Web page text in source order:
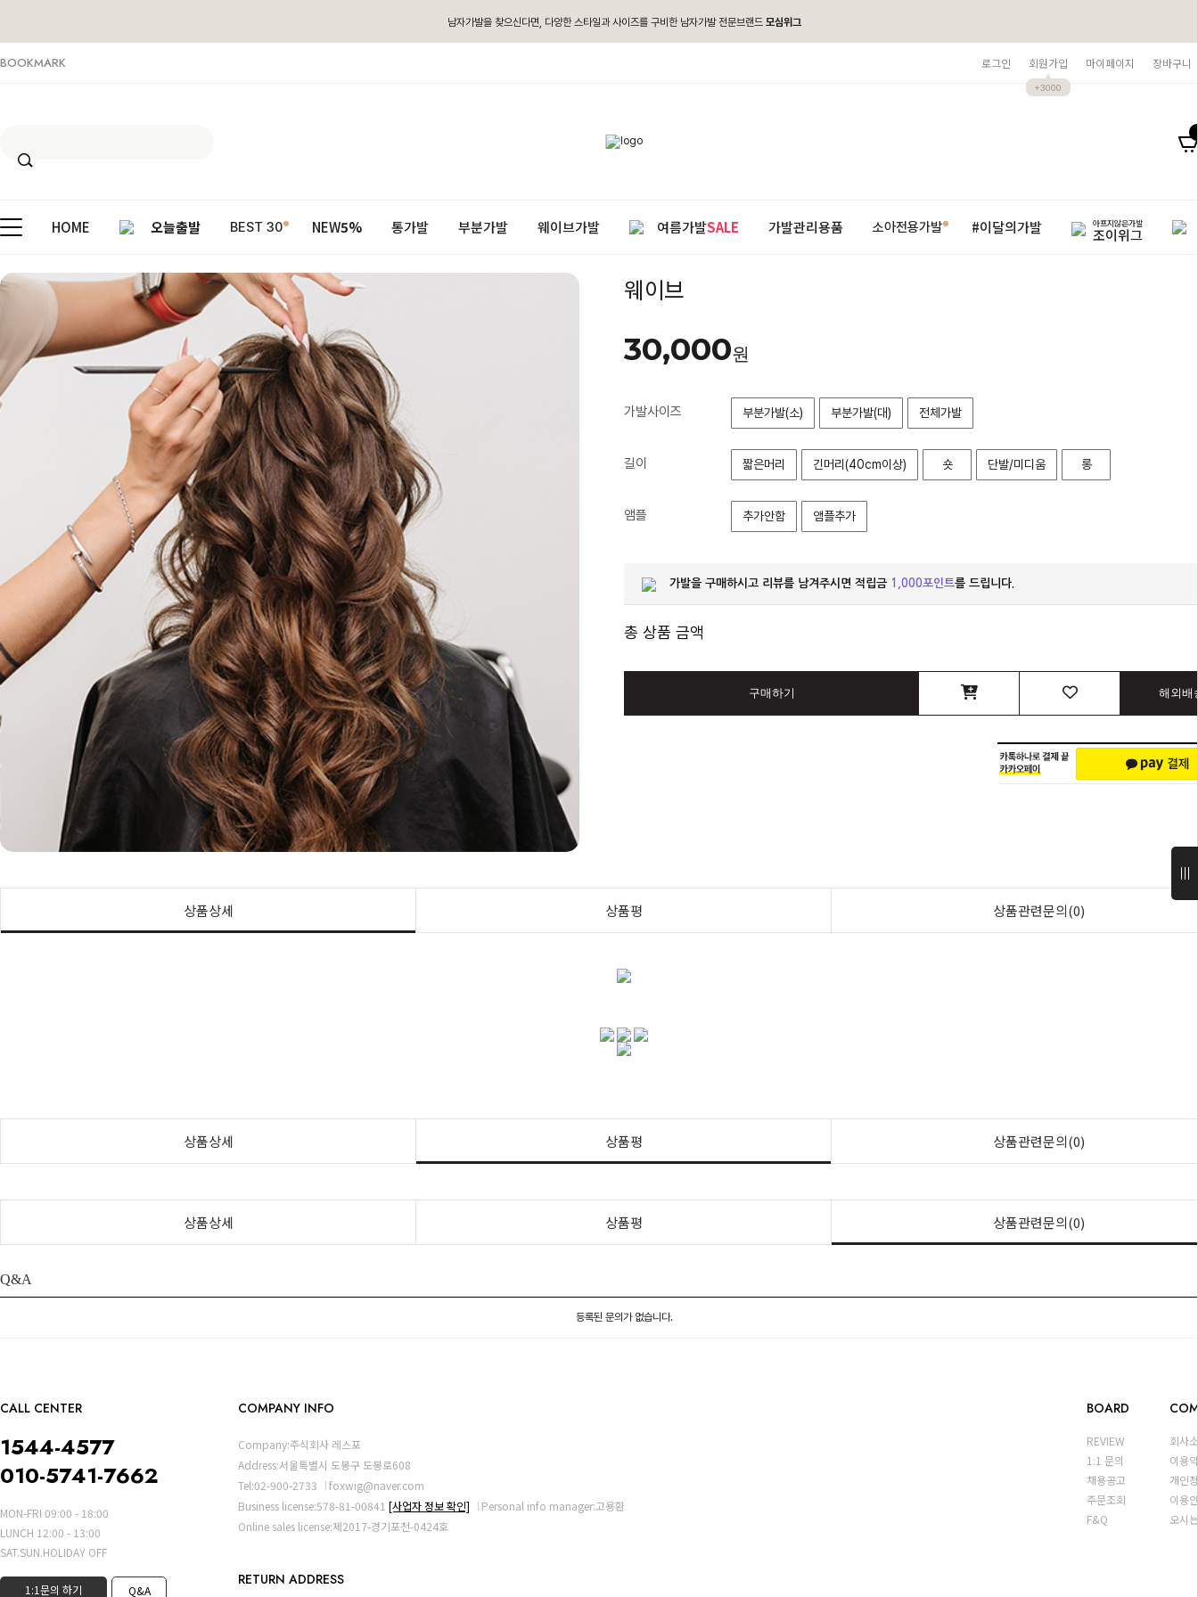
남자가발을 찾으신다면, 다양한 스타일과 사이즈를 구비한 남자가발 전문브랜드 모심위그
BOOKMARK 로그인 회원가입
+3000
마이페이지 장바구니
HOME 오늘출발 BEST 30 NEW5% 통가발 부분가발 웨이브가발 여름가발SALE 가발관리용품 소아전용가발 #이달의가발 아프지않은가발
조이위그
웨이브
30,000원
가발사이즈 부분가발(소) 부분가발(대) 전체가발
길이 짧은머리 긴머리(40cm이상) 숏 단발/미디움 롱
앰플 추가안함 앰플추가
가발을 구매하시고 리뷰를 남겨주시면 적립금 1,000포인트를 드립니다.
총 상품 금액
구매하기 해외배
상품상세 상품평 상품관련문의(0)
상품상세 상품평 상품관련문의(0)
상품상세 상품평 상품관련문의(0)
Q&A
등록된 문의가 없습니다.
CALL CENTER
1544-4577
010-5741-7662
MON-FRI 09:00 - 18:00
LUNCH 12:00 - 13:00
SAT.SUN.HOLIDAY OFF
1:1문의 하기 Q&A
COMPANY INFO
Company:주식회사 레스포
Address:서울특별시 도봉구 도봉로608
Tel:02-900-2733
foxwig@naver.com
Business license:578-81-00841 [사업자 정보 확인]
Personal info manager:고용환
Online sales license:제2017-경기포천-0424호
RETURN ADDRESS
BOARD
REVIEW
1:1 문의
채용공고
주문조회
F&Q
회사
이용
개인
이용
오시